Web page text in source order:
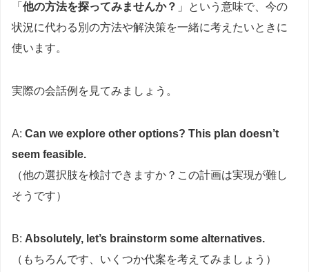
「 他の方法を探ってみませんか？ 」という意味で、今の
状況に代わる別の方法や解決策を一緒に考えたいときに
使います。
実際の会話例を見てみましょう。
A: Can we explore other options? This plan doesn’t
seem feasible.
（他の選択肢を検討できますか？この計画は実現が難し
そうです）
B: Absolutely, let’s brainstorm some alternatives.
（もちろんです、いくつか代案を考えてみましょう）